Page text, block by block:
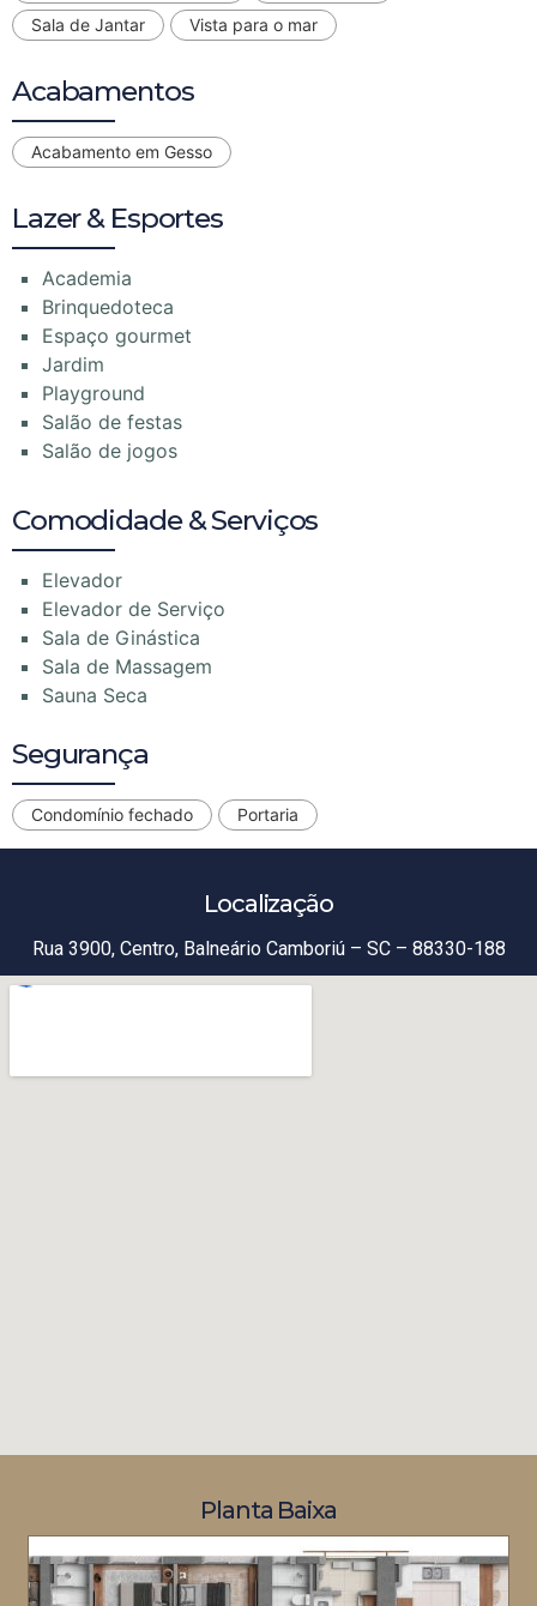
Sala de Jantar
Vista para o mar
Acabamentos
Acabamento em Gesso
Lazer & Esportes
Academia
Brinquedoteca
Espaço gourmet
Jardim
Playground
Salão de festas
Salão de jogos
Comodidade & Serviços
Elevador
Elevador de Serviço
Sala de Ginástica
Sala de Massagem
Sauna Seca
Segurança
Condomínio fechado Portaria
Localização
Rua 3900, Centro, Balneário Camboriú – SC – 88330-188
Planta Baixa